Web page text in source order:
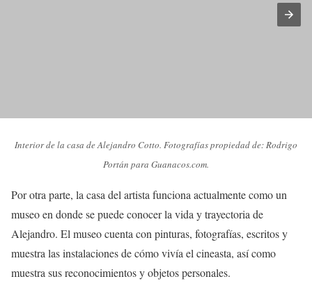
Interior de la casa de Alejandro Cotto. Fotografías propiedad de: Rodrigo
Portán para Guanacos.com.
Por otra parte, la casa del artista funciona actualmente como un
museo en donde se puede conocer la vida y trayectoria de
Alejandro. El museo cuenta con pinturas, fotografías, escritos y
muestra las instalaciones de cómo vivía el cineasta, así como
muestra sus reconocimientos y objetos personales.